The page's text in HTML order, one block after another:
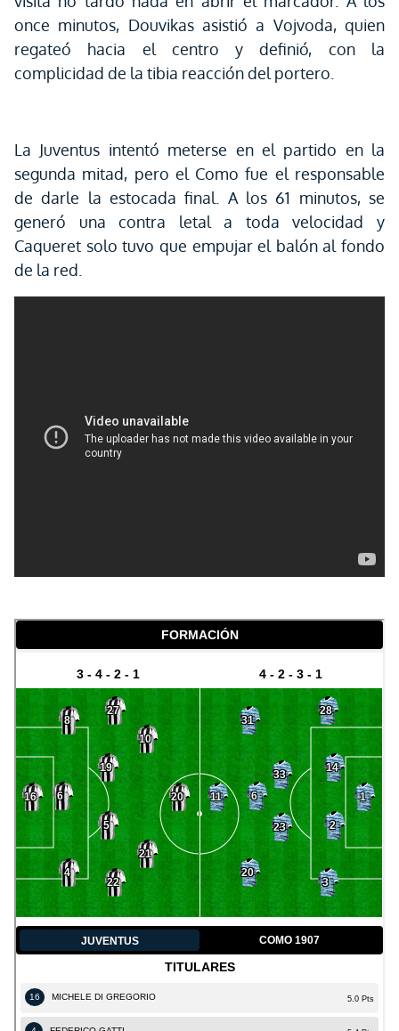
once minutos, Douvikas asistió a Vojvoda, quien
regateó hacia el centro y definió, con la
complicidad de la tibia reacción del portero.
La Juventus intentó meterse en el partido en la
segunda mitad, pero el Como fue el responsable
de darle la estocada final. A los 61 minutos, se
generó una contra letal a toda velocidad y
Caqueret solo tuvo que empujar el balón al fondo
de la red.